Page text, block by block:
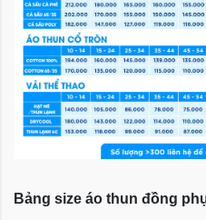
Bảng size áo thun đồng